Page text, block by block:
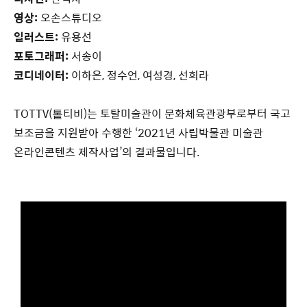
영상: 오손스튜디오
일러스트: 유용선
포토그래퍼: 서송이
코디네이터: 이하은, 정수언, 여성경, 선희라
TOTTV(톹티비)는 토탈미술관이 문화체육관광부로부터 국고
보조금을 지원받아 수행한 ‘2021년 사립박물관 미술관
온라인콘텐츠 제작사업’의 결과물입니다.